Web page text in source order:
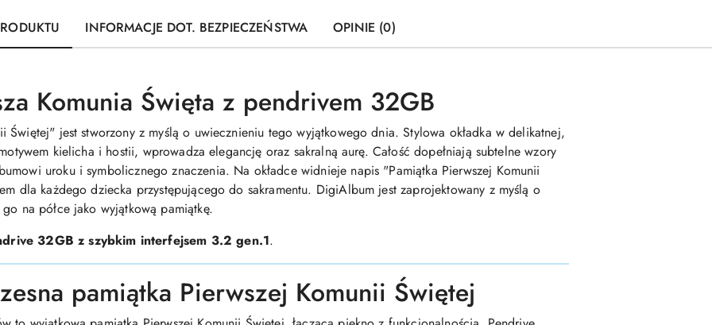
INFORMACJE DOT. BEZPIECZEŃSTWA OPINIE (0)
Komunia Święta z pendrivem 32GB
Świętej" jest stworzony z myślą o uwiecznieniu tego wyjątkowego dnia. Stylowa okładka w delikatnej,
kielicha i hostii, wprowadza elegancję oraz sakralną aurę. Całość dopełniają subtelne wzory
uroku i symbolicznego znaczenia. Na okładce widnieje napis "Pamiątka Pierwszej Komunii
dla każdego dziecka przystępującego do sakramentu. DigiAlbum jest zaprojektowany z myślą o
na półce jako wyjątkową pamiątkę.
32GB z szybkim interfejsem 3.2 gen.1.
pamiątka Pierwszej Komunii Świętej